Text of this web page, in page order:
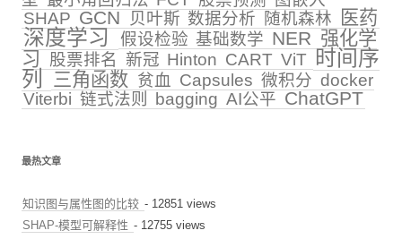
SHAP GCN 贝叶斯 数据分析 随机森林 医药
深度学习 假设检验 基础数学 NER 强化学
习
股票排名 新冠 Hinton CART ViT 时间序
列
三角函数 贫血 Capsules 微积分 docker
Viterbi 链式法则 bagging AI公平 ChatGPT
最热文章
知识图与属性图的比较 - 12851 views
SHAP-模型可解释性 - 12755 views